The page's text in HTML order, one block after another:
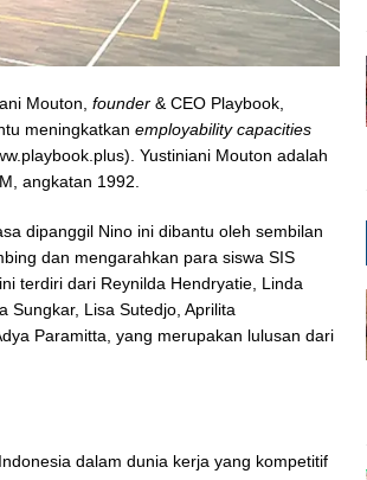
Mouton,founder & CEO Playbook,
meningkatkanemployability capacities
Yustiniani Mouton adalah
angkatan 1992.
dipanggil Nino ini dibantu oleh sembilan
dan mengarahkan para siswa SIS
terdiri dari Reynilda Hendryatie, Linda
Sungkar, Lisa Sutedjo, Aprilita
Paramitta, yang merupakan lulusan dari
dalam dunia kerja yang kompetitif